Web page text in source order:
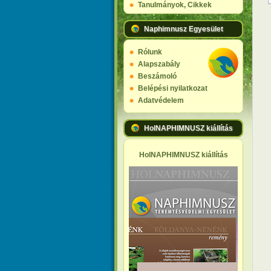
Tanulmányok, Cikkek
Naphimnusz Egyesület
Rólunk
Alapszabály
Beszámoló
Belépési nyilatkozat
Adatvédelem
HolNAPHIMNUSZ kiállítás
HolNAPHIMNUSZ kiállítás